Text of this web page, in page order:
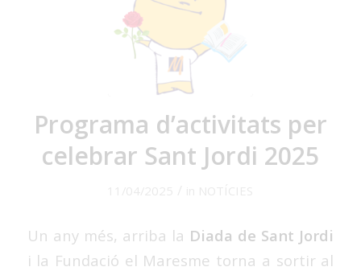
Programa d’activitats per
celebrar Sant Jordi 2025
Un any més, arriba la Diada de Sant Jordi
i la Fundació el Maresme torna a sortir al